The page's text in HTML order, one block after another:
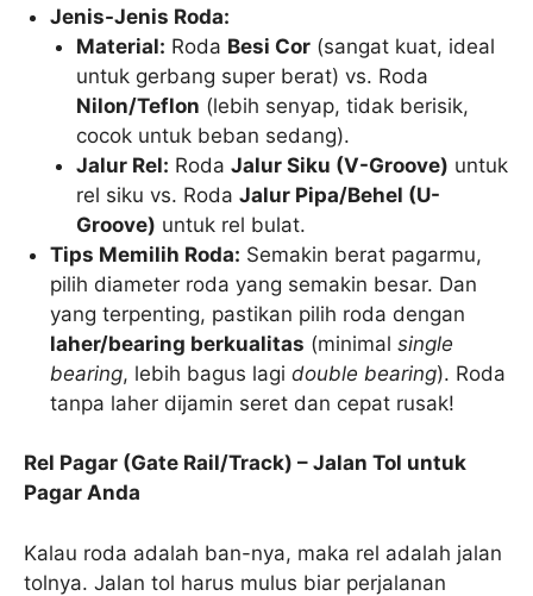
Jenis-Jenis Roda:
Material: Roda Besi Cor (sangat kuat, ideal
untuk gerbang super berat) vs. Roda
Nilon/Teflon (lebih senyap, tidak berisik,
cocok untuk beban sedang).
Jalur Rel: RodaJalur Siku (V-Groove) untuk
rel siku vs. RodaJalur Pipa/Behel (U-
Groove) untuk rel bulat.
Tips Memilih Roda: Semakin berat pagarmu,
pilih diameter roda yang semakin besar. Dan
yang terpenting, pastikan pilih roda dengan
laher/bearing berkualitas (minimalsingle
bearing, lebih bagus lagidouble bearing). Roda
tanpa laher dijamin seret dan cepat rusak!
Rel Pagar (Gate Rail/Track) – Jalan Tol untuk
Pagar Anda
Kalau roda adalah ban-nya, maka rel adalah jalan
tolnya. Jalan tol harus mulus biar perjalanan